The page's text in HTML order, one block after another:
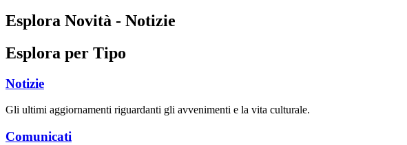
Esplora Novità - Notizie
Esplora per Tipo
Notizie
Gli ultimi aggiornamenti riguardanti gli avvenimenti e la vita culturale.
Comunicati